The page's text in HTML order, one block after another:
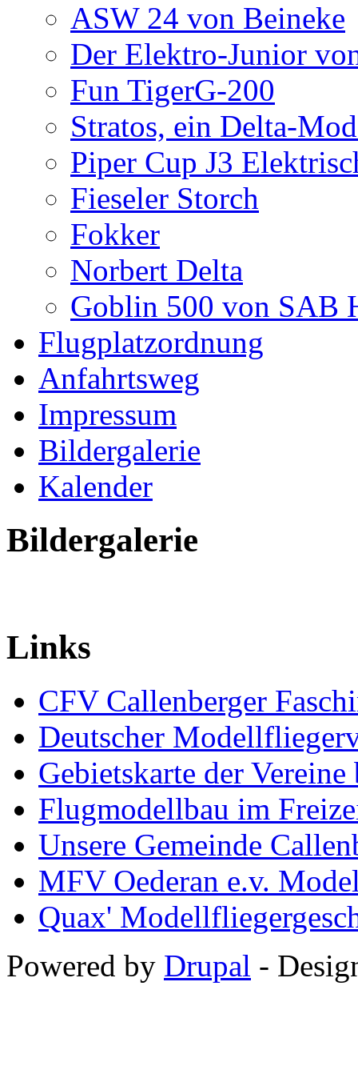
ASW 24 von Beineke
Der Elektro-Junior
Fun TigerG-200
Stratos, ein Delta-
Piper Cup J3
Fieseler Storch
Fokker
Norbert Delta
Goblin 500 von SAB
Flugplatzordnung
Anfahrtsweg
Impressum
Bildergalerie
Kalender
Bildergalerie
Links
CFV Callenberger
Deutscher
Gebietskarte der
Flugmodellbau im
Unsere Gemeinde
MFV Oederan e.v.
Quax'
Powered by Drupal -